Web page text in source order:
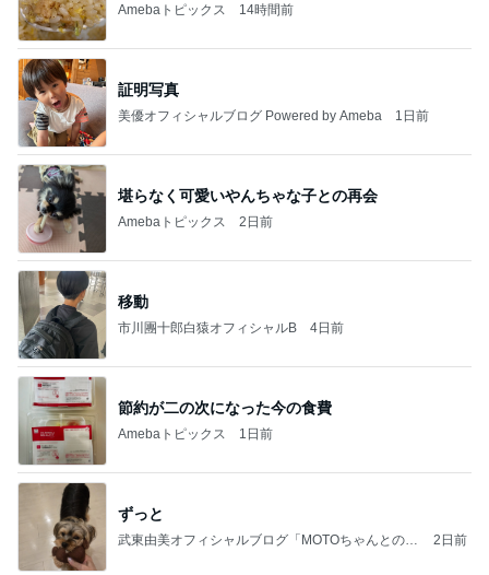
Amebaトピックス 14時間前
証明写真
美優オフィシャルブログ Powered by Ameba 1日前
堪らなく可愛いやんちゃな子との再会
Amebaトピックス 2日前
移動
市川團十郎白猿オフィシャルB 4日前
節約が二の次になった今の食費
Amebaトピックス 1日前
ずっと
武東由美オフィシャルブログ「MOTOちゃんとのは
2日前